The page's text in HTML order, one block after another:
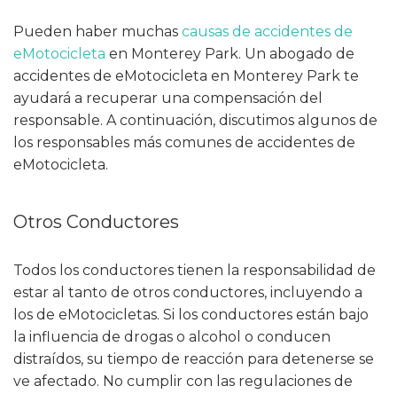
Pueden haber muchas causas de accidentes de
eMotocicleta en Monterey Park. Un abogado de
accidentes de eMotocicleta en Monterey Park te
ayudará a recuperar una compensación del
responsable. A continuación, discutimos algunos de
los responsables más comunes de accidentes de
eMotocicleta.
Otros Conductores
Todos los conductores tienen la responsabilidad de
estar al tanto de otros conductores, incluyendo a
los de eMotocicletas. Si los conductores están bajo
la influencia de drogas o alcohol o conducen
distraídos, su tiempo de reacción para detenerse se
ve afectado. No cumplir con las regulaciones de